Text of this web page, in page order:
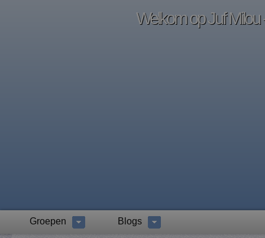
Welkom op Juf Milou
Groepen Blogs